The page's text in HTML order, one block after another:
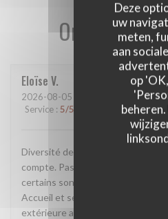
Deze
uw
meten,
aan
op
Onze
Eloïse V
2026-08-05 - 19:15 - Gasten 4
Service : 5/5 :4/5
Diversité de plats pour que tout
compte. Pas mal de choix en
certains sont originaux. Bonne
Accueil et service très agréable.
extérieure agréable. Je